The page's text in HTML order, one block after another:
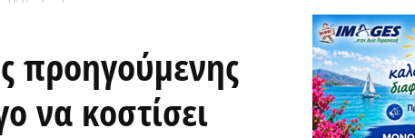
προηγούμενης
να κοστίσει